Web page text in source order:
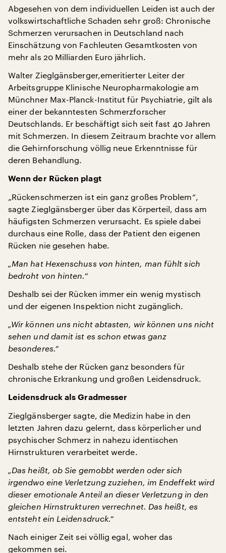
Abgesehen von dem individuellen Leiden ist auch der
volkswirtschaftliche Schaden sehr groß: Chronische
Schmerzen verursachen in Deutschland nach
Einschätzung von Fachleuten Gesamtkosten von
mehr als 20 Milliarden Euro jährlich.
Walter Zieglgänsberger,emeritierter Leiter der
Arbeitsgruppe Klinische Neuropharmakologie am
Münchner Max-Planck-Institut für Psychiatrie, gilt als
einer der bekanntesten Schmerzforscher
Deutschlands. Er beschäftigt sich seit fast 40 Jahren
mit Schmerzen. In diesem Zeitraum brachte vor allem
die Gehirnforschung völlig neue Erkenntnisse für
deren Behandlung.
Wenn der Rücken plagt
„Rückenschmerzen ist ein ganz großes Problem“,
sagte Zieglgänsberger über das Körperteil, dass am
häufigsten Schmerzen verursacht. Es spiele dabei
durchaus eine Rolle, dass der Patient den eigenen
Rücken nie gesehen habe.
„Man hat Hexenschuss von hinten, man fühlt sich
bedroht von hinten.“
Deshalb sei der Rücken immer ein wenig mystisch
und der eigenen Inspektion nicht zugänglich.
„Wir können uns nicht abtasten, wir können uns nicht
sehen und damit ist es schon etwas ganz
besonderes.“
Deshalb stehe der Rücken ganz besonders für
chronische Erkrankung und großen Leidensdruck.
Leidensdruck als Gradmesser
Zieglgänsberger sagte, die Medizin habe in den
letzten Jahren dazu gelernt, dass körperlicher und
psychischer Schmerz in nahezu identischen
Hirnstrukturen verarbeitet werde.
„Das heißt, ob Sie gemobbt werden oder sich
irgendwo eine Verletzung zuziehen, im Endeffekt wird
dieser emotionale Anteil an dieser Verletzung in den
gleichen Hirnstrukturen verrechnet. Das heißt, es
entsteht ein Leidensdruck.“
Nach einiger Zeit sei völlig egal, woher das
gekommen sei.